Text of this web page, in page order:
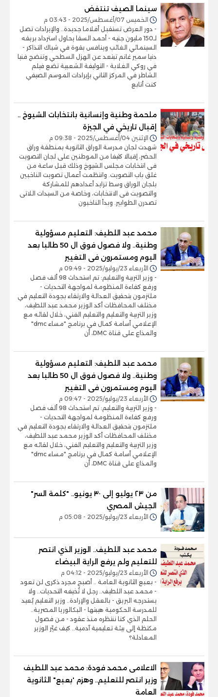
سينما الصيف تنتفض
الخميس 07/أغسطس/2025 - 03:43 م
- دور العرض تستقبل أفلاما جديدة.. والإيرادات تصل
لـ150 مليون جنيه - أحمد السقا يحاول استرداد بريقه
السينمائي الغائب وينافس بقوة في شباك التذاكر -
دنيا سمير غانم تبتعد عن الهزل السطحي وتنضج فنيا
في روكي الغلابة - التوليفة الشعبية تضع فيلم
الشاطر في المركز الثاني بإيرادات الموسم الصيفي
كنت أتابع
ملحمة وطنية وإنسانية بانتخابات الشيوخ ..
إقبال تاريخي في الجيزة
الإثنين 04/أغسطس/2025 - 09:38 م
شهدت لجان مدرسة الوراق الثانوية بمنطقة وراق
الحضر، إقبالا كثيفا من الموطنين على لجان التصويت
فى انتخابات مجلس الشيوخ وذلك قبل ساعة من
غلق باب التصويت. وانتظمت أعمال تصويت الناخبين
بلجان الوراق وسط تزايد أعدادهم للمشاركة
والتصويت فى الانتخابات، وخاصة من السيدات اللاتى
تصدرن الطوابير. وبدأ الناخبون
محمد عبد اللطيف: التعليم مسؤولية
وطنية.. ولا فصول فوق ال 50 طالبا بعد
اليوم ومستمرون فى التغيير
الأربعاء 23/يوليو/2025 - 09:49 م
- وزير التربية والتعليم: تم استحداث 98 ألف فصل
ورفع كفاءة المنظومة لمواجهة التحديات -
ملتزمون بتحقيق العدالة والارتقاء بجودة التعليم في
مختلف المحافظات أكد الوزير محمد عبد اللطيف،
وزير التربية والتعليم والتعليم الفني، خلال لقائه مع
الإعلامي أسامة كمال في برنامج "مساء dmc"
والمذاع على قناة DMC، أن
محمد عبد اللطيف: التعليم مسؤولية
وطنية.. ولا فصول فوق ال 50 طالبا بعد
اليوم ومستمرون فى التغيير
الأربعاء 23/يوليو/2025 - 09:47 م
- وزير التربية والتعليم: تم استحداث 98 ألف فصل
ورفع كفاءة المنظومة لمواجهة التحديات -
ملتزمون بتحقيق العدالة والارتقاء بجودة التعليم في
مختلف المحافظات أكد الوزير محمد عبد اللطيف،
وزير التربية والتعليم والتعليم الفني، خلال لقائه مع
الإعلامي أسامة كمال في برنامج "مساء dmc"
والمذاع على قناة DMC، أن
من ٢٣ يوليو إلى ٣٠ يونيو.. "كلمة السر"
الجيش المصري
الأربعاء 23/يوليو/2025 - 05:08 م
محمد عبد اللطيف.. الوزير الذي انتصر
للتعليم ولم يرفع الراية البيضاء
الأربعاء 23/يوليو/2025 - 04:12 م
- بعبع الثانوية العامة .. أصبح مجرد ذكرى لن تعود
- محمد عبد اللطيف.. رجل لا تُخيفه التحديات.. ولا
يستدرجه البريق - بالعقل والإرادة.. وزير التعليم يُعيد
للمدرسة الحكومية هيبتها - البكالوريا المصرية..
الحلم الذي كنا ننتظره منذ عقود - من فصول
مكتظة إلى بيئة تعليمية آدمية.. كيف غيّر الوزير
المعادلة؟
الاعلامى محمد فودة: محمد عبد اللطيف
وزير انتصر للتعليم.. وهزم 'بعبع" الثانوية
العامة